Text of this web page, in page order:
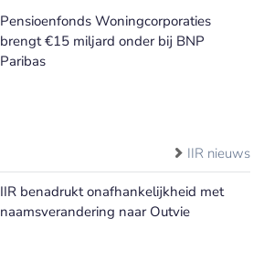
Pensioenfonds Woningcorporaties
brengt €15 miljard onder bij BNP
Paribas
IIR nieuws
IIR benadrukt onafhankelijkheid met
naamsverandering naar Outvie